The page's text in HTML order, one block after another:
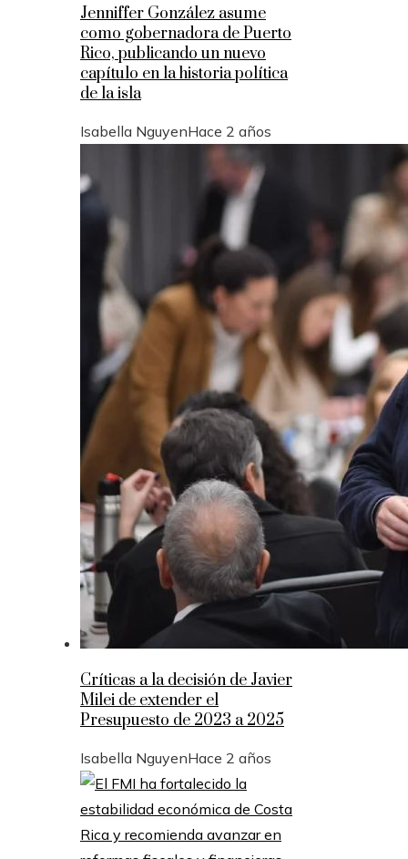
Jenniffer González asume
como gobernadora de Puerto
Rico, publicando un nuevo
capítulo en la historia política
de la isla
Isabella NguyenHace 2 años
Críticas a la decisión de Javier
Milei de extender el
Presupuesto de 2023 a 2025
Isabella NguyenHace 2 años